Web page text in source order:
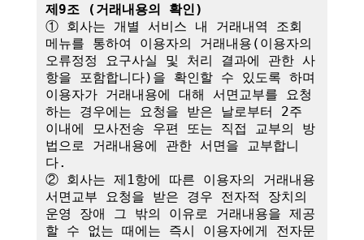
제9조 (거래내용의 확인)
① 회사는 개별 서비스 내 거래내역 조회
메뉴를 통하여 이용자의 거래내용(이용자의
오류정정 요구사실 및 처리 결과에 관한 사
항을 포함합니다)을 확인할 수 있도록 하며
이용자가 거래내용에 대해 서면교부를 요청
하는 경우에는 요청을 받은 날로부터 2주
이내에 모사전송 우편 또는 직접 교부의 방
법으로 거래내용에 관한 서면을 교부합니
다.
② 회사는 제1항에 따른 이용자의 거래내용
서면교부 요청을 받은 경우 전자적 장치의
운영 장애 그 밖의 이유로 거래내용을 제공
할 수 없는 때에는 즉시 이용자에게 전자문